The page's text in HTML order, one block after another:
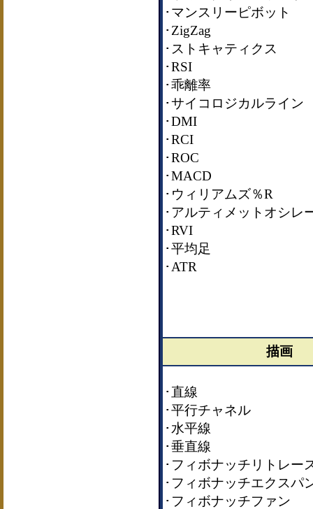
･マンスリーピボット
･ZigZag
･ストキャティクス
･RSI
･乖離率
･サイコロジカルライン
･DMI
･RCI
･ROC
･MACD
･ウィリアムズ％R
･アルティメットオシレ
･RVI
･平均足
･ATR
描画
･直線
･平行チャネル
･水平線
･垂直線
･フィボナッチリトレー
･フィボナッチエクスパ
･フィボナッチファン